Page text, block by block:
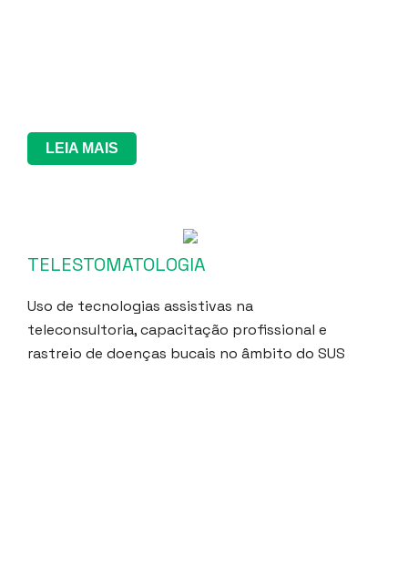
LEIA MAIS
TELESTOMATOLOGIA
Uso de tecnologias assistivas na
teleconsultoria, capacitação profissional e
rastreio de doenças bucais no âmbito do SUS